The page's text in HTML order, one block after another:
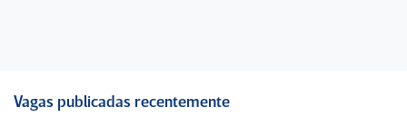
Vagas publicadas recentemente